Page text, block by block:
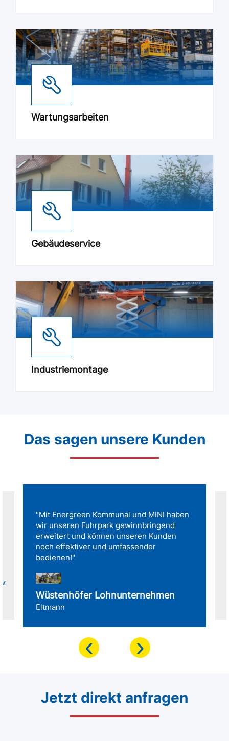
Wartungsarbeiten
Gebäudeservice
Industriemontage
Das sagen unsere Kunden
"Mit Energreen Kommunal und MINI haben
wir unseren Fuhrpark gewinnbringend
erweitert und können unseren Kunden
noch effektiver und umfassender
bedienen!"
Wüstenhöfer Lohnunternehmen
Eltmann
‹ ›
Jetzt direkt anfragen